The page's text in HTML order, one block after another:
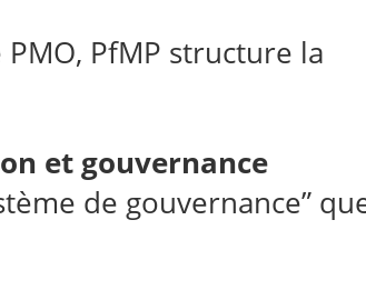
PfMP structure la
et gouvernance
de gouvernance”